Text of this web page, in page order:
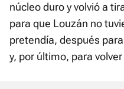
núcleo duro y volvió a
para que Louzán no
pretendía, después
y, por último, para